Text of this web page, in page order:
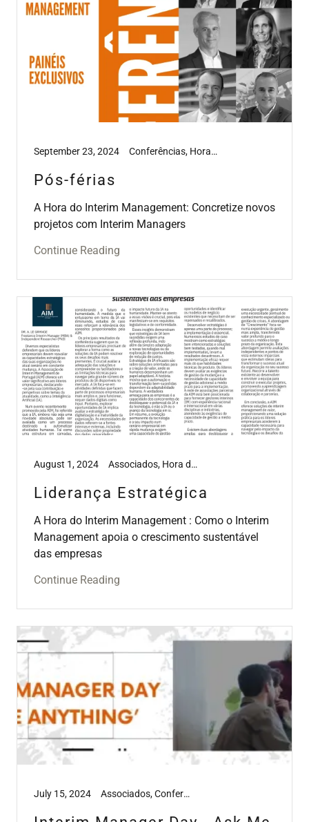
September 23, 2024 Conferências, Hora do Interim Management
Pós-férias
A Hora do Interim Management: Concretize novos
projetos com Interim Managers
Continue Reading
August 1, 2024 Associados, Hora do Interim Management, Media
Liderança Estratégica
A Hora do Interim Management : Como o Interim
Management apoia o crescimento sustentável
das empresas
Continue Reading
July 15, 2024 Associados, Conferências, Media, Webinar's